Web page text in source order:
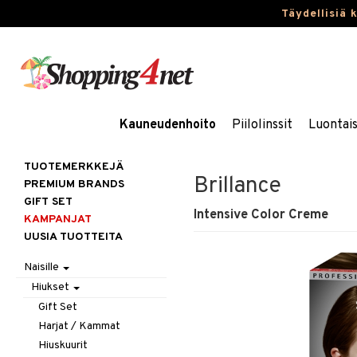
Täydellisiä
Kauneudenhoito Piilolinssit
Brillance
Intensive Color Creme
TUOTEMERKKEJÄ
PREMIUM BRANDS
GIFT SET
KAMPANJAT
UUSIA TUOTTEITA
Naisille
Hiukset
Gift Set
Harjat / Kammat
Hiuskuurit